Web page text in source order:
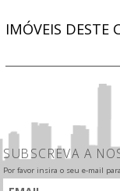
IMÓVEIS DESTE
SUBSCREVA A
Por favor insira o seu e-mail